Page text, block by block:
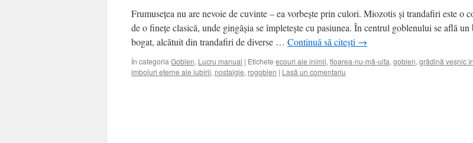
Frumusețea nu are nevoie de cuvinte – ea vorbește prin culori. Miozotis și trandafiri este o
de o finețe clasică, unde gingășia se împletește cu pasiunea. În centrul goblenului se află un
bogat, alcătuit din trandafiri de diverse … Continuă să citești →
În categoria Goblen, Lucru manual | Etichete ecouri ale inimii, floarea-nu-mă-uita, goblen, grădină veșnic
imboluri eterne ale iubirii, nostalgie, rogoblen | Lasă un comentariu